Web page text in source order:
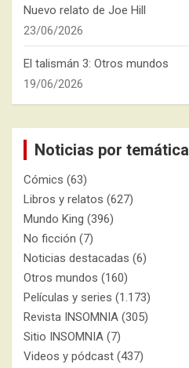
Nuevo relato de Joe Hill
23/06/2026
El talismán 3: Otros mundos
19/06/2026
Noticias por temática
Cómics (63)
Libros y relatos (627)
Mundo King (396)
No ficción (7)
Noticias destacadas (6)
Otros mundos (160)
Películas y series (1.173)
Revista INSOMNIA (305)
Sitio INSOMNIA (7)
Videos y pódcast (437)